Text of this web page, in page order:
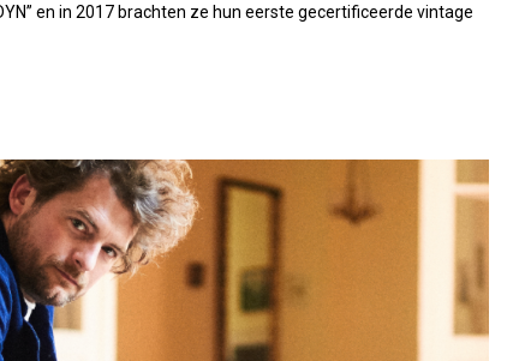
en in 2017 brachten ze hun eerste gecertificeerde vintage